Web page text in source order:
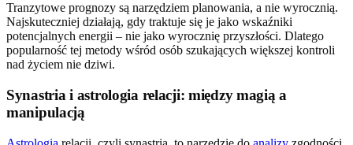
Tranzytowe prognozy są narzędziem planowania, a nie wyrocznią.
Najskuteczniej działają, gdy traktuje się je jako wskaźniki
potencjalnych energii – nie jako wyrocznię przyszłości. Dlatego
popularność tej metody wśród osób szukających większej kontroli
nad życiem nie dziwi.
Synastria i astrologia relacji: między magią a
manipulacją